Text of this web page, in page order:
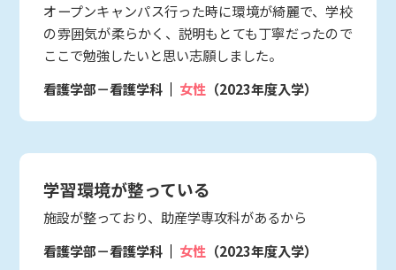
オープンキャンパス行った時に環境が綺麗で、学校
の雰囲気が柔らかく、説明もとても丁寧だったので
ここで勉強したいと思い志願しました。
看護学部－看護学科
女性 （2023年度入学）
学習環境が整っている
施設が整っており、助産学専攻科があるから
看護学部－看護学科
女性 （2023年度入学）